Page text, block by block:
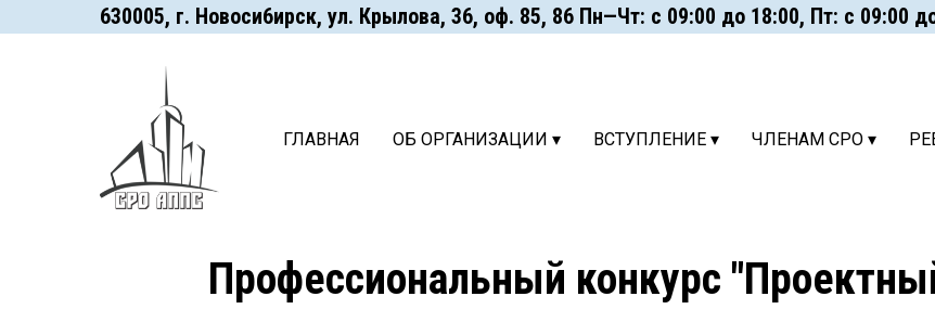
630005, г. Hoвocи6иpcк, ул. Крылова, 36, оф. 85, 86 Пн—Чт: с 09:00 до 18:00, Пт: с 09:00 до
ГЛАВНАЯ ОБ ОРГАНИЗАЦИИ ▾ ВСТУПЛЕНИЕ ▾ ЧЛЕНАМ СРО ▾
Профессиональный конкурс